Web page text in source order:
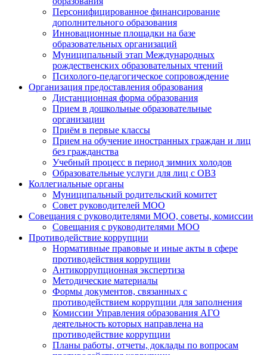
Персонифицированное финансирование
дополнительного образования
Инновационные площадки на базе
образовательных организаций
Муниципальный этап Международных
рождественских образовательных чтений
Психолого-педагогическое сопровождение
Организация предоставления образования
Дистанционная форма образования
Прием в дошкольные образовательные
организации
Приём в первые классы
Прием на обучение иностранных граждан и лиц
без гражданства
Учебный процесс в период зимних холодов
Образовательные услуги для лиц с ОВЗ
Коллегиальные органы
Муниципальный родительский комитет
Совет руководителей МОО
Совещания с руководителями МОО, советы, комиссии
Совещания с руководителями МОО
Противодействие коррупции
Нормативные правовые и иные акты в сфере
противодействия коррупции
Антикоррупционная экспертиза
Методические материалы
Формы документов, связанных с
противодействием коррупции для заполнения
Комиссии Управления образования АГО
деятельность которых направлена на
противодействие коррупции
Планы работы, отчеты, доклады по вопросам